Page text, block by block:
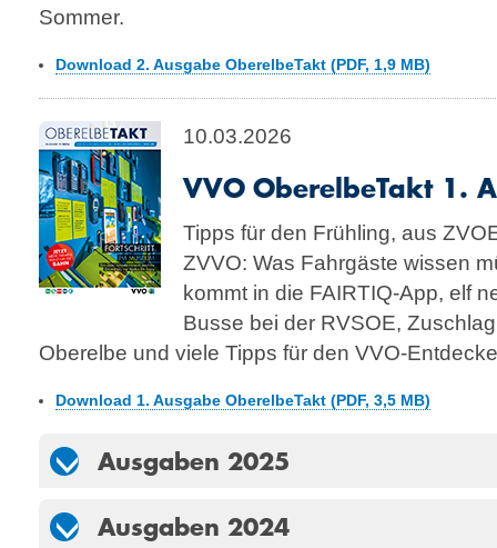
Sommer.
Download 2. Ausgabe OberelbeTakt (PDF, 1,9 MB)
10.03.2026
VVO OberelbeTakt 1.
Tipps für den Frühling, aus
ZVVO: Was Fahrgäste wissen
kommt in die FAIRTIQ-App, elf
Busse bei der RVSOE,
Oberelbe und viele Tipps für den VVO-
Download 1. Ausgabe OberelbeTakt (PDF, 3,5 MB)
Ausgaben 2025
Ausgaben 2024